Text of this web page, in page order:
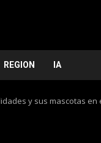
REGION IA
y sus mascotas